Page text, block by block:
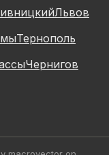
Львов
Тернополь
Чернигов